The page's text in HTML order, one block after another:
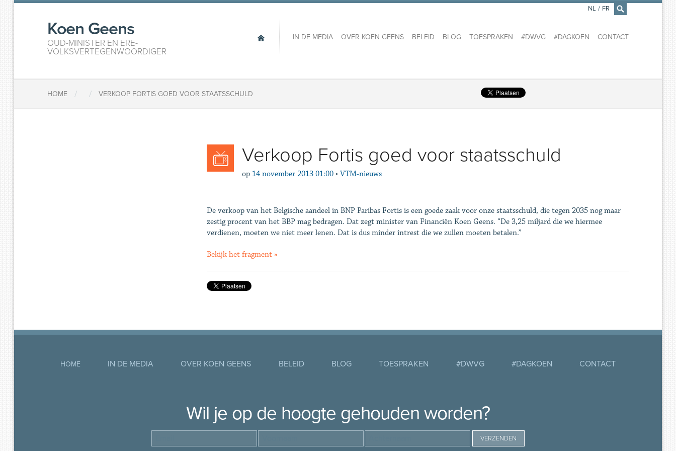
×
Koen Geens
OUD-MINISTER EN ERE-
VOLKSVERTEGENWOORDIGER
IN DE MEDIA OVER KOEN GEENS BELEID BLOG TOESPRAKEN #DWVG #DAGKOEN CONTACT
NL / FR
HOME / / VERKOOP FORTIS GOED VOOR STAATSSCHULD
Verkoop Fortis goed voor staatsschuld
op 14 november 2013 01:00 • VTM-nieuws
De verkoop van het Belgische aandeel in BNP Paribas Fortis is een goede zaak voor onze staatsschuld, die tegen 2035 nog maar
zestig procent van het BBP mag bedragen. Dat zegt minister van Financiën Koen Geens. “De 3,25 miljard die we hiermee
verdienen, moeten we niet meer lenen. Dat is dus minder intrest die we zullen moeten betalen.”
Bekijk het fragment »
HOME IN DE MEDIA OVER KOEN GEENS BELEID BLOG TOESPRAKEN #DWVG #DAGKOEN CONTACT
Wil je op de hoogte gehouden worden?